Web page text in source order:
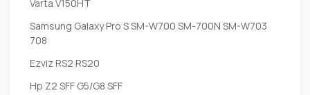
Varta V150HT
Samsung Galaxy Pro S SM-W700 SM-700N SM-W703
708
Ezviz RS2 RS20
Hp Z2 SFF G5/G8 SFF